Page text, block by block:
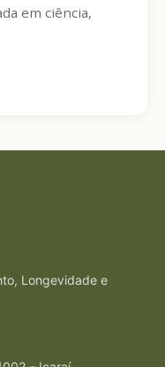
em ciência,
Longevidade e